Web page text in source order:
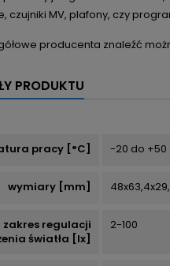
czujniki MV, plafony, czy
producenta znaleźć
PRODUKTU
pracy [°C] -20 do +50
wymiary [mm]
zakres regulacji
światła [lx]
2-100